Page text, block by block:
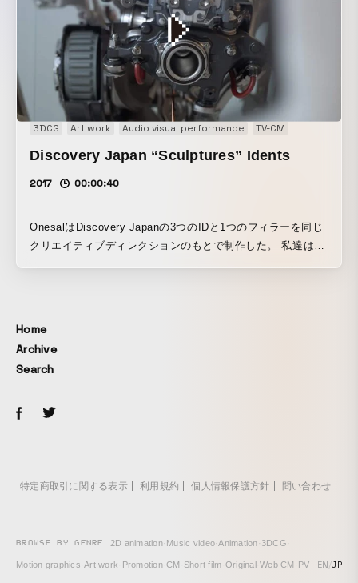
3DCG Art work Audio visual performance TV-CM
Discovery Japan “Sculptures” Idents
2017 00:00:40
OnesalはDiscovery Japanの3つのIDと1つのフィラーを同じ
クリエイティブディレクションのもとで制作した。 私達はそ
Home
Archive
Search
特定商取引に関する表示 利用規約 個人情報保護方針 問い合わせ
BROWSE BY GENRE 2D animation· Music video·Animation·3DCG·
Motion graphics·Art work· Promotion·CM · Short film·Original ·Web CM · PV EN/JP